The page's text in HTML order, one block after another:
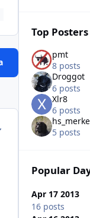
stats
Top
pmt
8 posts
Droggot
6 posts
Xlr8
6 posts
5 posts
Popular
Apr 17 2013
16 posts